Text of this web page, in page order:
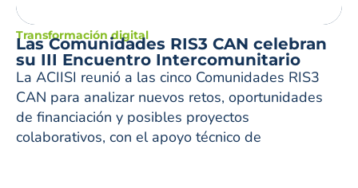
Transformación digital
Las Comunidades RIS3 CAN celebran
su III Encuentro Intercomunitario
La ACIISI reunió a las cinco Comunidades RIS3
CAN para analizar nuevos retos, oportunidades
de financiación y posibles proyectos
colaborativos, con el apoyo técnico de